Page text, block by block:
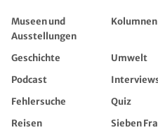
Museen und
Ausstellungen
Kolumnen
Geschichte Umwelt
Podcast
Fehlersuche
Quiz
Reisen
Sieben